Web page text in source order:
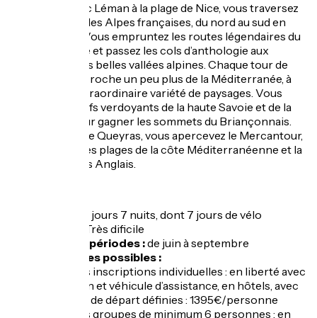
Des rives du lac Léman à la plage de Nice, vous traversez
intégralement les Alpes françaises, du nord au sud en
vélo de route. Vous empruntez les routes légendaires du
Tour de France et passez les cols d’anthologie aux
travers des plus belles vallées alpines. Chaque tour de
roue vous rapproche un peu plus de la Méditerranée, à
travers une extraordinaire variété de paysages. Vous
quittez les reliefs verdoyants de la haute Savoie et de la
Maurienne pour gagner les sommets du Briançonnais.
Puis, à travers le Queyras, vous apercevez le Mercantour,
et finalement les plages de la côte Méditerranéenne et la
promenade des Anglais.
8 jours 7 nuits, dont 7 jours de vélo
Très dificile
Dates et périodes :de juin à septembre
2 formules possibles :
- Pour les inscriptions individuelles : en liberté avec
logisticien et véhicule d’assistance, en hôtels, avec
des dates de départ définies : 1395€/personne
- Pour les groupes de minimum 6 personnes : en